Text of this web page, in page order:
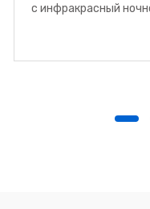
с инфракрасный